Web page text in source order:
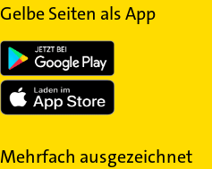
Gelbe Seiten als App
Mehrfach ausgezeichnet